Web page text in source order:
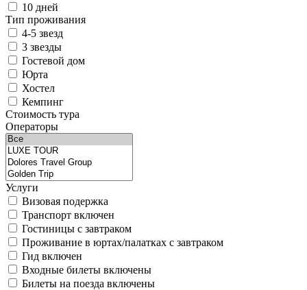
10 дней
Тип проживания
4-5 звезд
3 звезды
Гостевой дом
Юрта
Хостел
Кемпинг
Стоимость тура
Операторы
Услуги
Визовая подержка
Транспорт включен
Гостиницы с завтраком
Проживание в юртах/палатках с завтраком
Гид включен
Входные билеты включены
Билеты на поезда включены